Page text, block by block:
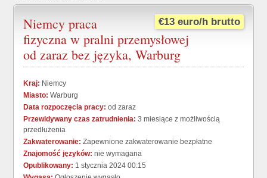
€13 euro/h brutto
Niemcy praca
fizyczna w pralni przemysłowej
od zaraz bez języka, Warburg
Kraj: Niemcy
Miasto: Warburg
Data rozpoczęcia pracy: od zaraz
Przewidywany czas zatrudnienia: 3 miesiące z możliwością
przedłużenia
Zakwaterowanie: Zapewnione zakwaterowanie bezpłatne
Znajomość języków: nie wymagana
Opublikowany: 1 stycznia 2024 00:15